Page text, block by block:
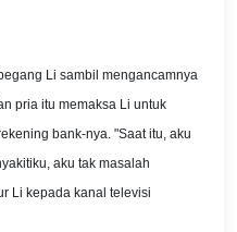
Li sambil mengancamnya
pria itu memaksa Li untuk
bank-nya. "Saat itu, aku
aku tak masalah
Li kepada kanal televisi